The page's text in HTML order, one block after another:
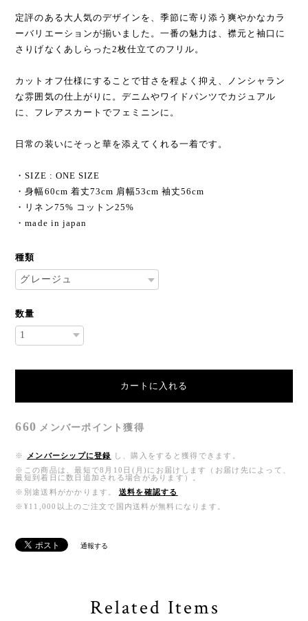
定評のある大人気のデザインを、季節に寄り添う爽やかなカラ
ーバリエーションが揃いました。一番の魅力は、襟元と袖口に
さりげなくあしらった2枚仕立てのフリル。
カットオフ仕様にすることで甘さを程よく抑え、ノンシャラン
な雰囲気の仕上がりに。デニムやワイドパンツでカジュアル
に、フレアスカートでフェミニンに。
日常の装いにそっと華を添えてくれる一着です。
・SIZE : ONE SIZE
・身幅60cm 着丈73cm 肩幅53cm 袖丈56cm
・リネン75% コットン25%
・made in japan
種類
数量
カートに入れる
660 メンバーポイント獲得
※ メンバーシップに登録
し、購入をすると獲得できます。
※この商品は、最短で8月10日(月)にお届けします（お届け先によって、
最短到着日に数日追加される場合があります）。
※別途送料がかかります。
送料を確認する
※¥11,000以上のご注文で国内送料が無料になります。
通報する
Related Items